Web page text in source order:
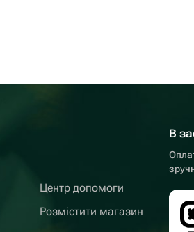
Центр допомоги
Розмістити магазин
В